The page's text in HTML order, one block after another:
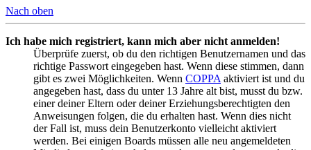
Nach oben
Ich habe mich registriert, kann mich aber nicht anmelden!
Überprüfe zuerst, ob du den richtigen Benutzernamen und das
richtige Passwort eingegeben hast. Wenn diese stimmen, dann
gibt es zwei Möglichkeiten. Wenn COPPA aktiviert ist und du
angegeben hast, dass du unter 13 Jahre alt bist, musst du bzw.
einer deiner Eltern oder deiner Erziehungsberechtigten den
Anweisungen folgen, die du erhalten hast. Wenn dies nicht
der Fall ist, muss dein Benutzerkonto vielleicht aktiviert
werden. Bei einigen Boards müssen alle neu angemeldeten